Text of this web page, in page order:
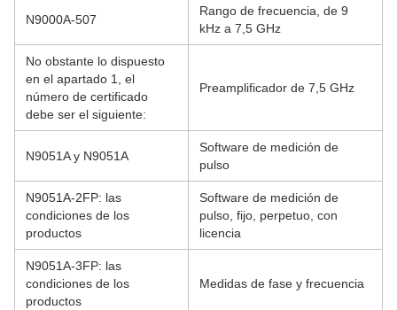
N9000A-507
Rango de frecuencia, de 9
kHz a 7,5 GHz
No obstante lo dispuesto
en el apartado 1, el
número de certificado
debe ser el siguiente:
Preamplificador de 7,5 GHz
N9051A y N9051A
Software de medición de
pulso
N9051A-2FP: las
condiciones de los
productos
Software de medición de
pulso, fijo, perpetuo, con
licencia
N9051A-3FP: las
condiciones de los
productos
Medidas de fase y frecuencia